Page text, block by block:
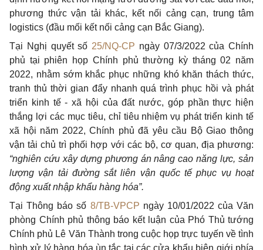
phương thức vận tải khác, kết nối cảng cạn, trung tâm
logistics (đầu mối kết nối cảng cạn Bắc Giang).
Tại Nghị quyết số 25/NQ-CP ngày 07/3/2022 của Chính
phủ tại phiên họp Chính phủ thường kỳ tháng 02 năm
2022, nhằm sớm khắc phục những khó khăn thách thức,
tranh thủ thời gian đẩy nhanh quá trình phục hồi và phát
triển kinh tế - xã hội của đất nước, góp phần thực hiện
thắng lợi các mục tiêu, chỉ tiêu nhiệm vụ phát triển kinh tế
xã hội năm 2022, Chính phủ đã yêu cầu Bộ Giao thông
vận tải chủ trì phối hợp với các bộ, cơ quan, địa phương:
“nghiên cứu xây dựng phương án nâng cao năng lực, sản
lượng vận tải đường sắt liên vận quốc tế phục vụ hoạt
động xuất nhập khẩu hàng hóa”.
Tại Thông báo số 8/TB-VPCP ngày 10/01/2022 của Văn
phòng Chính phủ thông báo kết luận của Phó Thủ tướng
Chính phủ Lê Văn Thành trong cuộc họp trực tuyến về tình
hình xử lý hàng hóa ùn tắc tại các cửa khẩu biên giới phía